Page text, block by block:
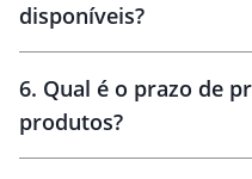
amostra virtual
disponíveis?
6. Qual é o prazo de
produtos?